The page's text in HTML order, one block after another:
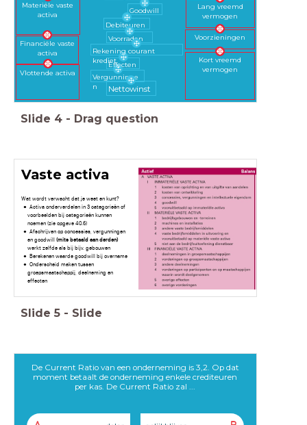
Materiële vaste
activa
Financiële vaste
activa
Vlottende activa
Lang vreemd
vermogen
Voorzieningen
Kort vreemd
vermogen
Goodwill
Vergunninge
n
Debiteuren
Voorraden
Effecten
Rekening courant
krediet
Nettowinst
Slide 4 - Drag question
Vaste activa
Wat wordt verwacht dat je weet en kunt?
Activa onderverdelen in 3 categorieën of
voorbeelden bij categorieën kunnen
noemen (zie opgave 40.6)
Afschrijven op concessies, vergunningen
en goodwill(mits betaald aan derden)
werkt zelfde als bij bijv. gebouwen
Berekenen waarde goodwill bij overname
Onderscheid maken tussen
groepsmaatschappij, deelneming en
effecten
Slide 5 - Slide
De Current Ratio van een onderneming is 3,2. Op dat
moment betaalt de onderneming enkele crediteuren
per kas. De Current Ratio zal ...